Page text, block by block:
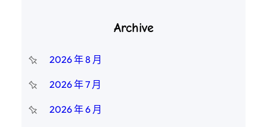
Archive
2026 年 8 月
2026 年 7 月
2026 年 6 月